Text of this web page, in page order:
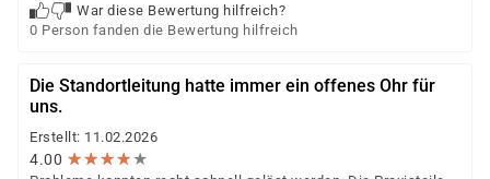
War diese Bewertung hilfreich?
0 Person fanden die Bewertung hilfreich
Die Standortleitung hatte immer ein offenes Ohr für
uns.
Erstellt: 11.02.2026
4.00 ★★★★★
★★★★★